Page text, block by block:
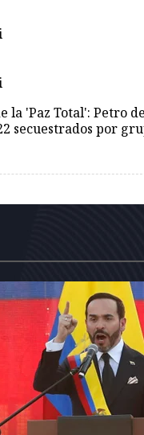
la 'Paz Total': Petro
secuestrados por